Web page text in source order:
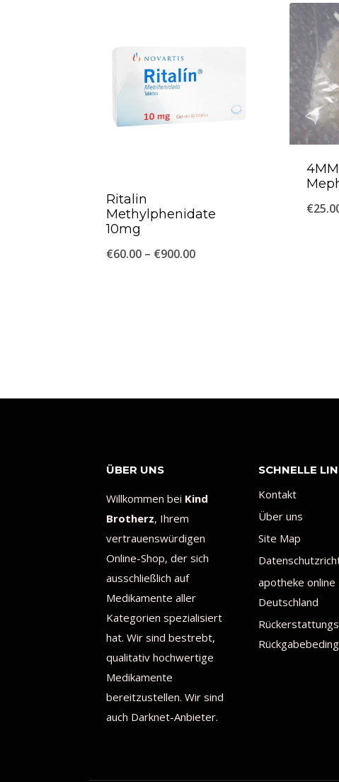
Ritalin
Methylphenidate
10mg
€60.00 – €900.00Price
€
ÜBER UNS
Willkommen bei Kind
Brotherz, Ihrem
vertrauenswürdigen
Online-Shop, der sich
ausschließlich auf
Medikamente aller
Kategorien spezialisiert
hat. Wir sind bestrebt,
qualitativ hochwertige
Medikamente
bereitzustellen. Wir sind
auch Darknet-Anbieter.
SCHNELLE
Kontakt
Über uns
Site Map
apotheke online
Deutschland